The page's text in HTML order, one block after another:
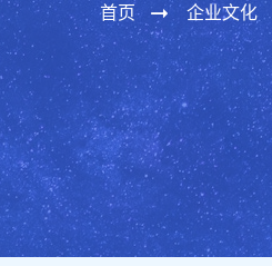
首页 企业文化